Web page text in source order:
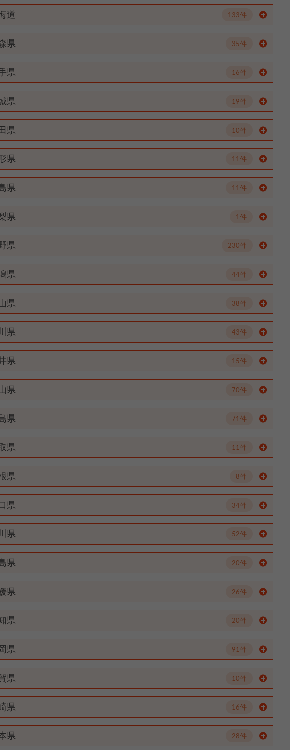
道 133件
県 35件
県 16件
県 19件
県 10件
県 11件
県 11件
県 1件
県 230件
県 44件
県 38件
県 43件
県 15件
県 70件
県 71件
県 11件
県 8件
県 34件
県 52件
県 20件
県 26件
県 20件
県 91件
県 10件
県 16件
県 28件